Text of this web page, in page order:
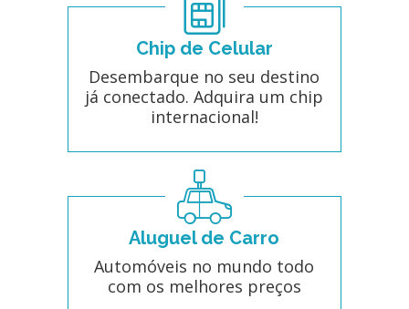
Chip de Celular
Desembarque no seu destino
já conectado. Adquira um chip
internacional!
Aluguel de Carro
Automóveis no mundo todo
com os melhores preços